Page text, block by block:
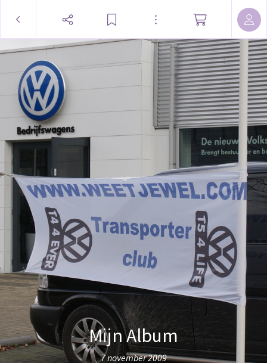
Mijn Album
7 november 2009